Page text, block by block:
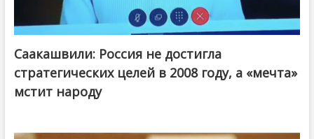
Саакашвили: Россия не достигла
стратегических целей в 2008 году, а «мечта»
мстит народу